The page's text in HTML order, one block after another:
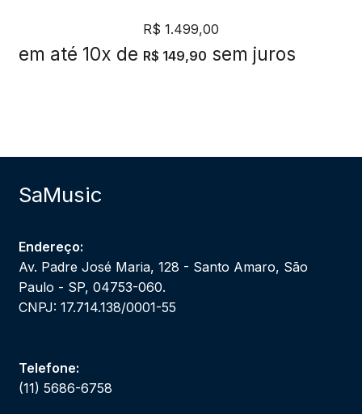
R$ 1.499,00
em até 10x de R$ 149,90 sem juros
SaMusic
Endereço:
Av. Padre José Maria, 128 - Santo Amaro, São
Paulo - SP, 04753-060.
CNPJ: 17.714.138/0001-55
Telefone:
(11) 5686-6758